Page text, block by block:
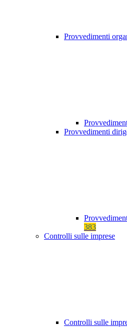
Provvedimenti
Provvedimenti
383
Controlli sulle imprese
Controlli sulle